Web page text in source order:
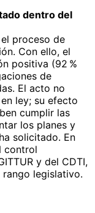
dentro del
proceso de
Con ello, el
positiva (92 %
de
El acto no
ley; su efecto
cumplir las
los planes y
solicitado. En
control
y del CDTI,
legislativo.